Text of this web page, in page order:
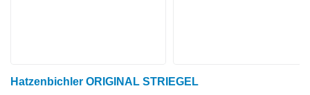
Hatzenbichler ORIGINAL STRIEGEL